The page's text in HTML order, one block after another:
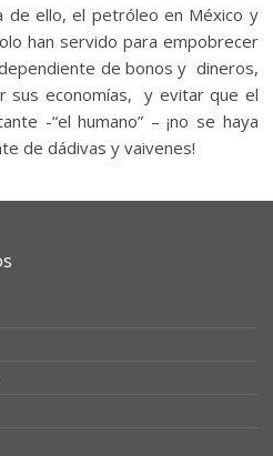
de ello, el petróleo en México y
han servido para empobrecer
de bonos y dineros,
sus economías, y evitar que el
-“el humano” – ¡no se haya
de dádivas y vaivenes!